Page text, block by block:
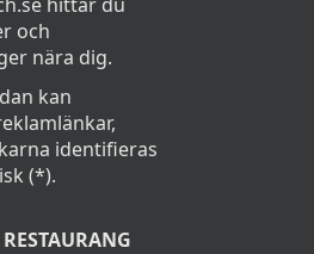
och
nära dig.
kan
identifieras
(*).